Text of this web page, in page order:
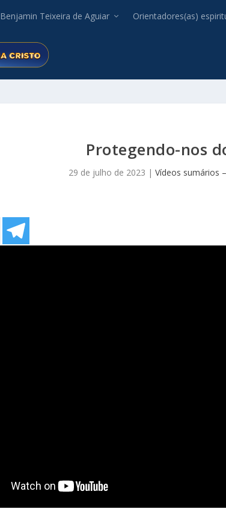
Benjamin Teixeira de Aguiar Orientadores(as)
Protegendo-nos
29 de julho de 2023 |Vídeos sumários